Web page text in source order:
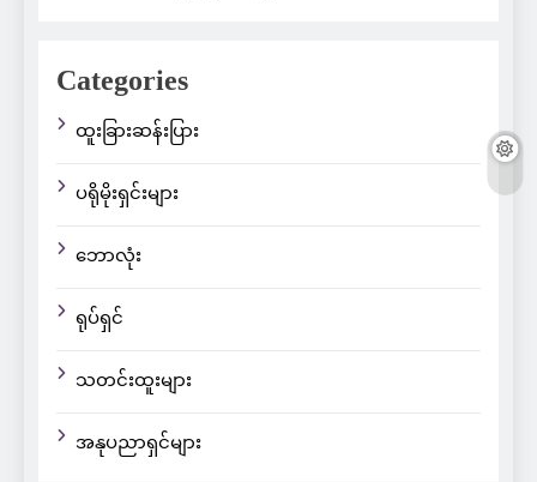
Categories
ထူးခြားဆန်းပြား
ပရိုမိုးရှင်းများ
ဘောလုံး
ရုပ်ရှင်
သတင်းထူးများ
အနုပညာရှင်များ